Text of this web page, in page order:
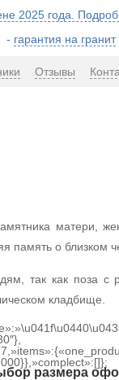
2025 года.
- гарантия на гранит
Отзывы
матери,
память о близком
так как поза с
кладбище.
размера